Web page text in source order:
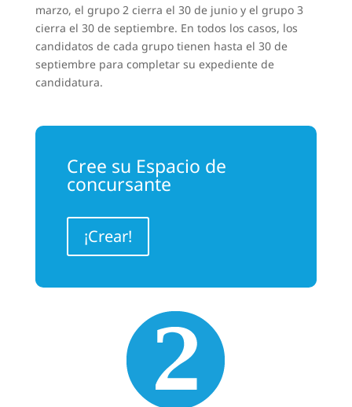
marzo, el grupo 2 cierra el 30 de junio y el grupo 3
cierra el 30 de septiembre. En todos los casos, los
candidatos de cada grupo tienen hasta el 30 de
septiembre para completar su expediente de
candidatura.
Cree su Espacio de
concursante
¡Crear!